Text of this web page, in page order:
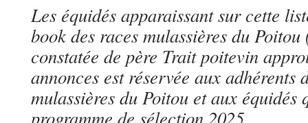
Les équidés apparaissant sur cette
book des races mulassières du
constatée de père Trait poitevin
annonces est réservée aux adhérents
mulassières du Poitou et aux équidés
programme de sélection 2025.